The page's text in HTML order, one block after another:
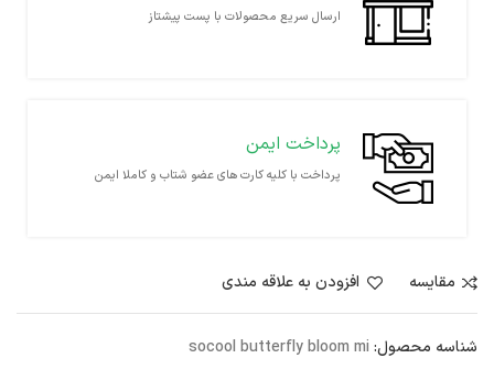
ارسال سریع محصولات با پست پیشتاز
پرداخت ایمن
پرداخت با کلیه کارت های عضو شتاب و کاملا ایمن
مقايسه افزودن به علاقه مندی
شناسه محصول: socool butterfly bloom mi